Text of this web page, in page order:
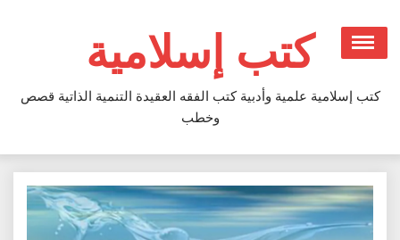
content
كتب إسلامية
كتب إسلامية علمية وأدبية كتب الفقه العقيدة التنمية الذاتية قصص
وخطب